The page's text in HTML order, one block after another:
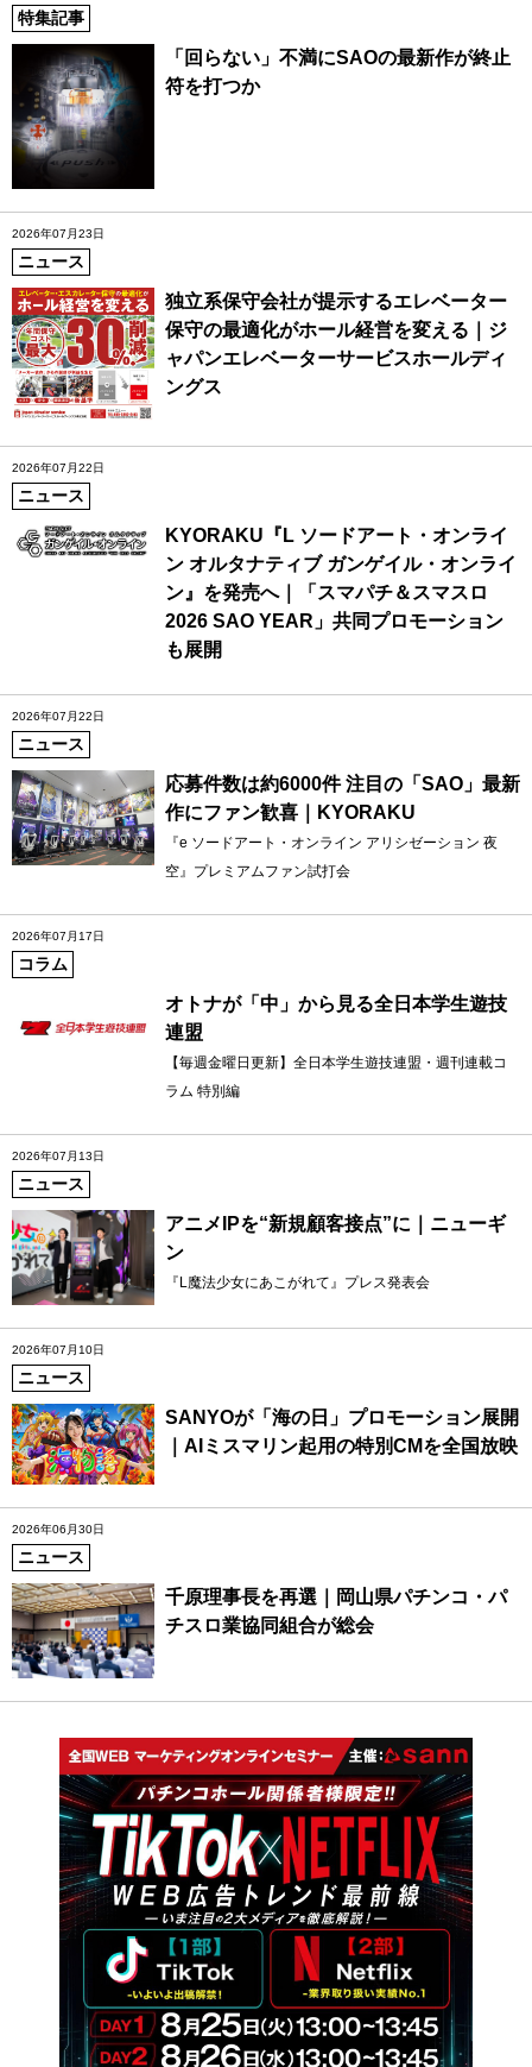
特集記事
「回らない」不満にSAOの最新作が終止
符を打つか
2026年07月23日
ニュース
独立系保守会社が提示するエレベーター
保守の最適化がホール経営を変える｜ジ
ャパンエレベーターサービスホールディ
ングス
2026年07月22日
ニュース
KYORAKU『L ソードアート・オンライ
ン オルタナティブ ガンゲイル・オンライ
ン』を発売へ｜「スマパチ＆スマスロ
2026 SAO YEAR」共同プロモーション
も展開
2026年07月22日
ニュース
応募件数は約6000件 注目の「SAO」最新
作にファン歓喜｜KYORAKU
『e ソードアート・オンライン アリシゼーション 夜
空』プレミアムファン試打会
2026年07月17日
コラム
オトナが「中」から見る全日本学生遊技
連盟
【毎週金曜日更新】全日本学生遊技連盟・週刊連載コ
ラム 特別編
2026年07月13日
ニュース
アニメIPを“新規顧客接点”に｜ニューギ
ン
『L魔法少女にあこがれて』プレス発表会
2026年07月10日
ニュース
SANYOが「海の日」プロモーション展開
｜AIミスマリン起用の特別CMを全国放映
2026年06月30日
ニュース
千原理事長を再選｜岡山県パチンコ・パ
チスロ業協同組合が総会